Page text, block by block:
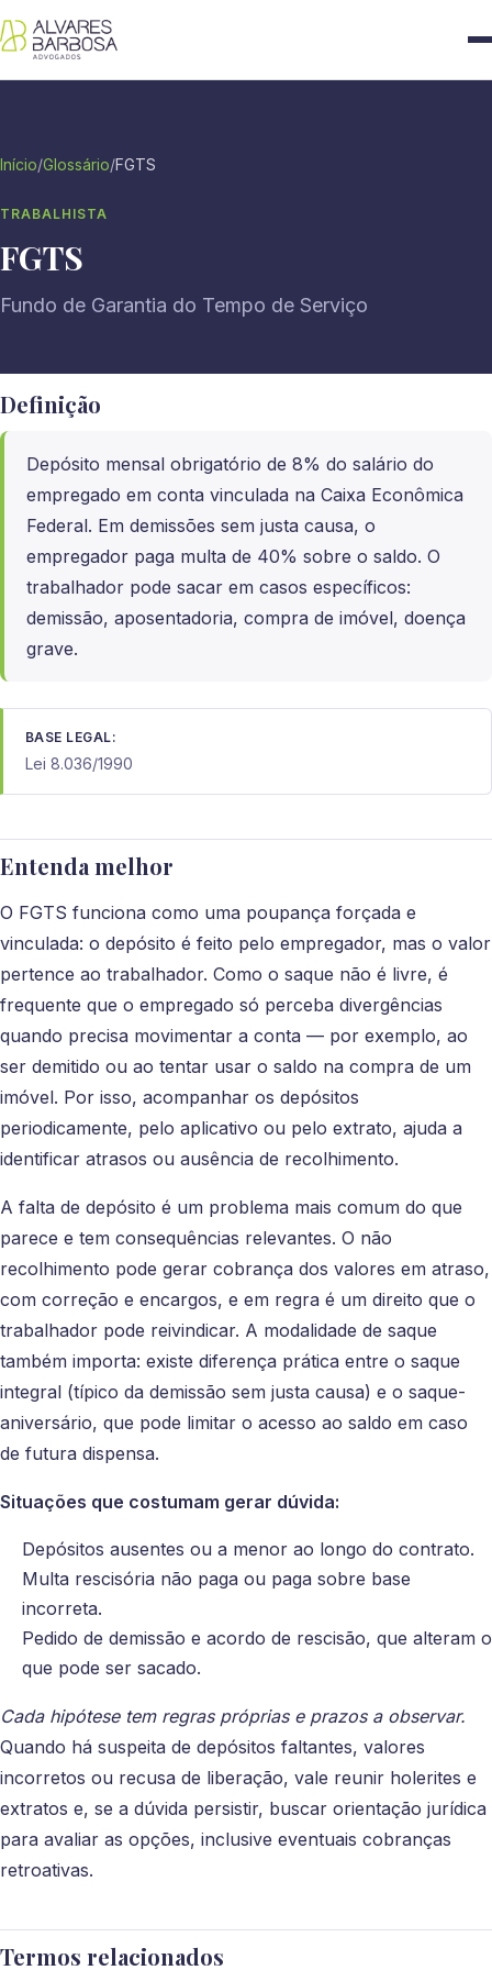
Início/Glossário/FGTS
TRABALHISTA
FGTS
Fundo de Garantia do Tempo de Serviço
Definição
Depósito mensal obrigatório de 8% do salário do
empregado em conta vinculada na Caixa Econômica
Federal. Em demissões sem justa causa, o
empregador paga multa de 40% sobre o saldo. O
trabalhador pode sacar em casos específicos:
demissão, aposentadoria, compra de imóvel, doença
grave.
BASE LEGAL:
Lei 8.036/1990
Entenda melhor
O FGTS funciona como uma poupança forçada e
vinculada: o depósito é feito pelo empregador, mas o valor
pertence ao trabalhador. Como o saque não é livre, é
frequente que o empregado só perceba divergências
quando precisa movimentar a conta — por exemplo, ao
ser demitido ou ao tentar usar o saldo na compra de um
imóvel. Por isso, acompanhar os depósitos
periodicamente, pelo aplicativo ou pelo extrato, ajuda a
identificar atrasos ou ausência de recolhimento.
A falta de depósito é um problema mais comum do que
parece e tem consequências relevantes. O não
recolhimento pode gerar cobrança dos valores em atraso,
com correção e encargos, e em regra é um direito que o
trabalhador pode reivindicar. A modalidade de saque
também importa: existe diferença prática entre o saque
integral (típico da demissão sem justa causa) e o saque-
aniversário, que pode limitar o acesso ao saldo em caso
de futura dispensa.
Situações que costumam gerar dúvida:
Depósitos ausentes ou a menor ao longo do contrato.
Multa rescisória não paga ou paga sobre base
incorreta.
Pedido de demissão e acordo de rescisão, que alteram o
que pode ser sacado.
Cada hipótese tem regras próprias e prazos a observar.
Quando há suspeita de depósitos faltantes, valores
incorretos ou recusa de liberação, vale reunir holerites e
extratos e, se a dúvida persistir, buscar orientação jurídica
para avaliar as opções, inclusive eventuais cobranças
retroativas.
Termos relacionados